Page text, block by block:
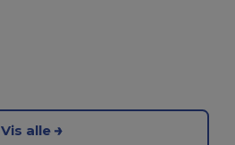
Vis alle